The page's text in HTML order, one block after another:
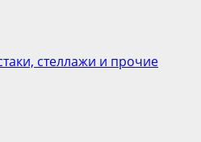
стеллажи и прочие